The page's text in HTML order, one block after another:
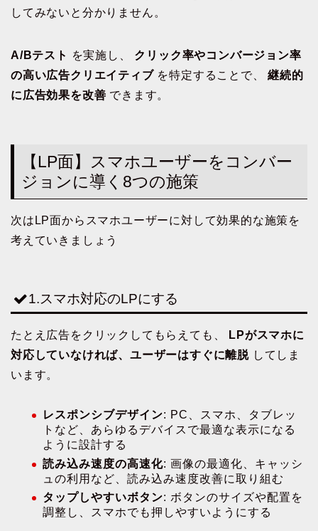
してみないと分かりません。
A/Bテスト を実施し、 クリック率やコンバージョン率
の高い広告クリエイティブを特定することで、継続的
に広告効果を改善 できます。
【LP面】スマホユーザーをコンバー
ジョンに導く8つの施策
次はLP面からスマホユーザーに対して効果的な施策を
考えていきましょう
1.スマホ対応のLPにする
たとえ広告をクリックしてもらえても、
LPがスマホに
対応していなければ、ユーザーはすぐに離脱 してしま
います。
レスポンシブデザイン: PC、スマホ、タブレッ
トなど、あらゆるデバイスで最適な表示になる
ように設計する
読み込み速度の高速化: 画像の最適化、キャッシ
ュの利用など、読み込み速度改善に取り組む
タップしやすいボタン: ボタンのサイズや配置を
調整し、スマホでも押しやすいようにする